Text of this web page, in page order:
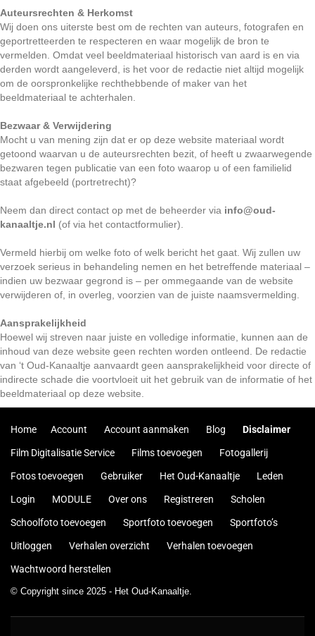
Auteursrechten & Herkomst
Wij doen ons uiterste best om de rechten van auteurs, fotografen en
geportretteerden te respecteren en waar mogelijk de bron te
vermelden. Omdat veel beeldmateriaal historisch van aard is en via
derden wordt aangeleverd, is het voor de redactie niet altijd mogelijk
om de oorspronkelijke rechthebbende of maker van het
beeldmateriaal te achterhalen.
Bezwaar & Verwijdering
Mocht u van mening zijn dat er op deze website materiaal wordt
getoond waarvan u de auteursrechten bezit, of heeft u zwaarwegende
bezwaren tegen publicatie van een foto waarop u of een familielid
staat afgebeeld (portretrecht)?
Neem dan direct contact op met de beheerder via info@oud-
kanaaltje.nl (of via het contactformulier).
Vermeld hierbij om welke foto of welk bericht het gaat. Wij zullen uw
verzoek serieus in behandeling nemen en het betreffende materiaal –
indien uw bezwaar gegrond is – per ommegaande van de website
verwijderen of, in overleg, voorzien van de juiste naamsvermelding.
Aansprakelijkheid
Hoewel wij streven naar juiste en volledige informatie, kunnen aan de
inhoud van deze website geen rechten worden ontleend. De redactie
van ‘t Oud-Kanaaltje aanvaardt geen aansprakelijkheid voor directe of
indirecte schade die voortvloeit uit het gebruik van de informatie of het
beeldmateriaal op deze website.
Home Account Account aanmaken Blog Disclaimer
Film Digitalisatie Service Films toevoegen Fotogallerij
Fotos toevoegen Gebruiker Het Oud-Kanaaltje Leden
Login MODULE Over ons Registreren Scholen
Schoolfoto toevoegen Sportfoto toevoegen Sportfoto’s
Uitloggen Verhalen overzicht Verhalen toevoegen
Wachtwoord herstellen
© Copyright since 2025 - Het Oud-Kanaaltje.